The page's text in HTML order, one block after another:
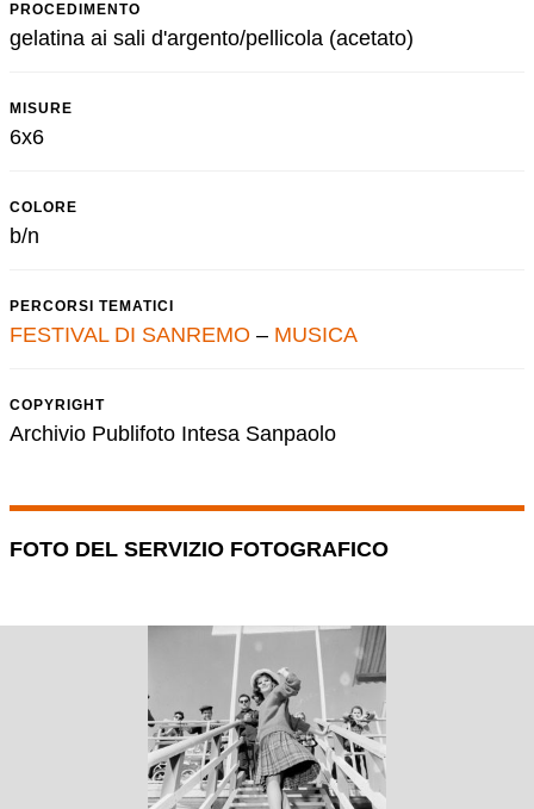
PROCEDIMENTO
gelatina ai sali d'argento/pellicola (acetato)
MISURE
6x6
COLORE
b/n
PERCORSI TEMATICI
FESTIVAL DI SANREMO – MUSICA
COPYRIGHT
Archivio Publifoto Intesa Sanpaolo
FOTO DEL SERVIZIO FOTOGRAFICO